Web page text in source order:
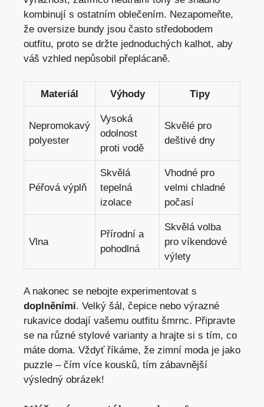
kombinují s ostatním ⁤oblečením. Nezapomeňte,
že oversize bundy jsou často středobodem
⁢outfitu, proto se držte jednoduchých‌ kalhot, aby
váš vzhled nepůsobil přeplácaně.
Materiál Výhody Tipy
Nepromokavý
⁣polyester
Vysoká
odolnost
proti vodě
Skvělé pro
deštivé dny
Péřová výplň
Skvělá
tepelná
izolace
Vhodné pro
velmi chladné
počasí
Vlna
Přírodní ‌a
pohodlná
Skvělá volba‌
pro⁤ víkendové
výlety
A nakonec se nebojte experimentovat s ⁣
doplněními. ‌Velký šál, čepice nebo výrazné
rukavice dodají vašemu outfitu šmrnc. Připravte
se na ⁢různé stylové varianty a‌ hrajte si s tím, co
máte doma. Vždyť říkáme,​ že zimní moda je ⁢jako
puzzle – čím více kousků, tím zábavnější
výsledný obrázek!